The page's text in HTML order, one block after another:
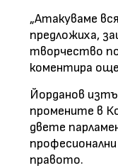
„Атакуваме
предложиха,
творчество
коментира
Йорданов
промените в
двете
правото.